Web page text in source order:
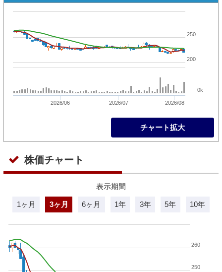
2026/06 2026/07 2026/08
200
250
0k
チャート拡大
株価チャート
表示期間
1ヶ月 3ヶ月 6ヶ月 1年 3年 5年 10年
250
260